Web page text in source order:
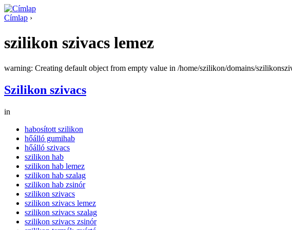
Címlap ›
szilikon szivacs lemez
warning: Creating default object from empty value in /home/szilikon/domains/
Szilikon szivacs
in
habosított szilikon
hőálló gumihab
hőálló szivacs
szilikon hab
szilikon hab lemez
szilikon hab szalag
szilikon hab zsinór
szilikon szivacs
szilikon szivacs lemez
szilikon szivacs szalag
szilikon szivacs zsinór